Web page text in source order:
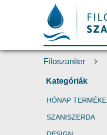
Filoszaniter
Kategóriák
HÓNAP TERMÉKE
SZANISZERDA